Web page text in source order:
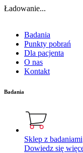
Ładowanie...
Badania
Punkty pobrań
Dla pacjenta
O nas
Kontakt
Badania
Sklep z badaniami
Dowiedz się